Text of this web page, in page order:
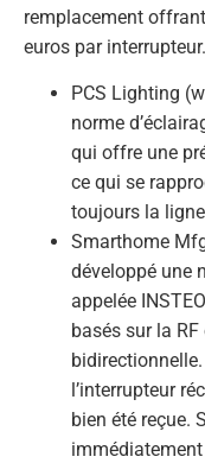
remplacement
euros par interrupteur.
PCS Lighting
norme
qui offre une
ce qui se
toujours la
Smarthome
développé une
appelée
basés sur la
l’interrupteur
bien été reçue.